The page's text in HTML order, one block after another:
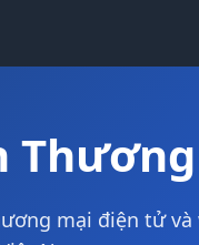
mại điện tử và